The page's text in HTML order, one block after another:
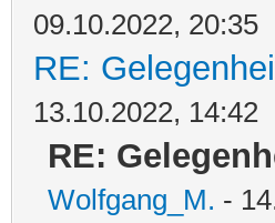
09.10.2022, 20:35
RE:
13.10.2022, 14:42
RE:
Wolfgang_M. -